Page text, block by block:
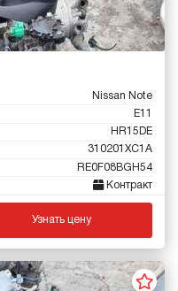
Nissan Note
E11
HR15DE
310201XC1A
RE0F08BGH54
Контракт
Узнать цену